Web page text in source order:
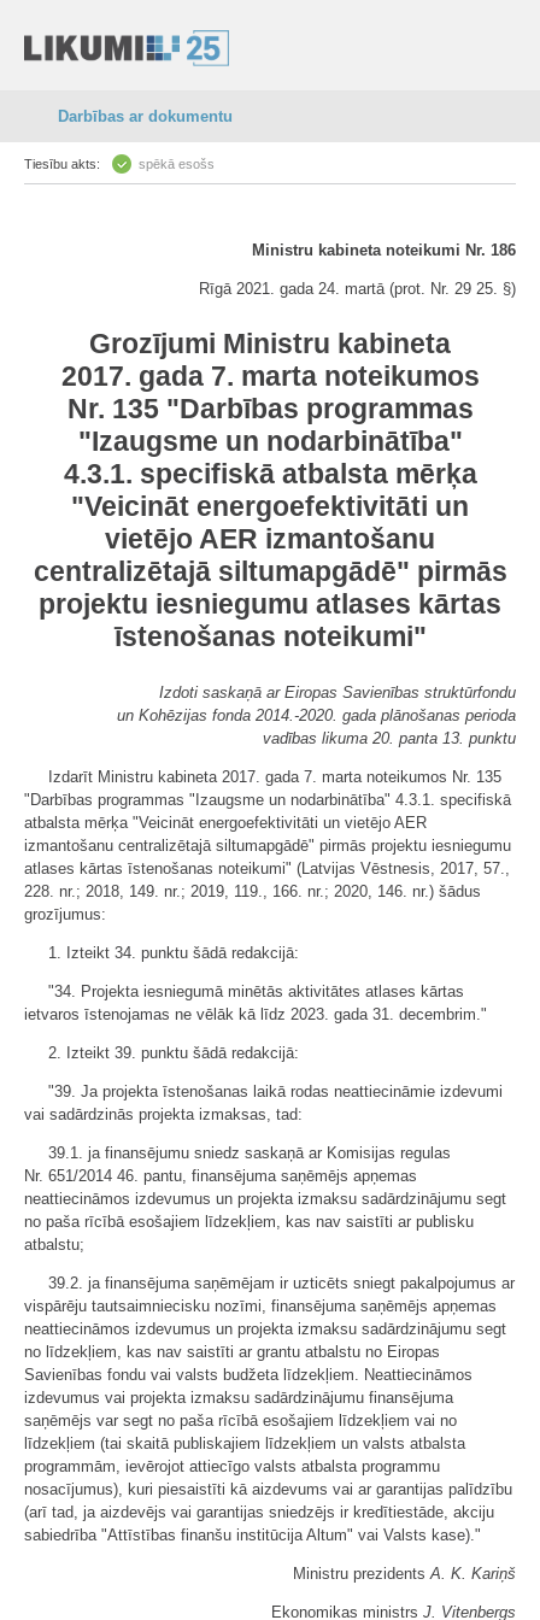
Darbības ar dokumentu
Tiesību akts: spēkā esošs
Ministru kabineta noteikumi Nr. 186
Rīgā 2021. gada 24. martā (prot. Nr. 29 25. §)
Grozījumi Ministru kabineta
2017. gada 7. marta noteikumos
Nr. 135 "Darbības programmas
"Izaugsme un nodarbinātība"
4.3.1. specifiskā atbalsta mērķa
"Veicināt energoefektivitāti un
vietējo AER izmantošanu
centralizētajā siltumapgādē" pirmās
projektu iesniegumu atlases kārtas
īstenošanas noteikumi"
Izdoti saskaņā ar Eiropas Savienības struktūrfondu
un Kohēzijas fonda 2014.-2020. gada plānošanas perioda
vadības likuma 20. panta 13. punktu
Izdarīt Ministru kabineta 2017. gada 7. marta noteikumos Nr. 135
"Darbības programmas "Izaugsme un nodarbinātība" 4.3.1. specifiskā
atbalsta mērķa "Veicināt energoefektivitāti un vietējo AER
izmantošanu centralizētajā siltumapgādē" pirmās projektu iesniegumu
atlases kārtas īstenošanas noteikumi" (Latvijas Vēstnesis, 2017, 57.,
228. nr.; 2018, 149. nr.; 2019, 119., 166. nr.; 2020, 146. nr.) šādus
grozījumus:
1. Izteikt 34. punktu šādā redakcijā:
"34. Projekta iesniegumā minētās aktivitātes atlases kārtas
ietvaros īstenojamas ne vēlāk kā līdz 2023. gada 31. decembrim."
2. Izteikt 39. punktu šādā redakcijā:
"39. Ja projekta īstenošanas laikā rodas neattiecināmie izdevumi
vai sadārdzinās projekta izmaksas, tad:
39.1. ja finansējumu sniedz saskaņā ar Komisijas regulas
Nr. 651/2014 46. pantu, finansējuma saņēmējs apņemas
neattiecināmos izdevumus un projekta izmaksu sadārdzinājumu segt
no paša rīcībā esošajiem līdzekļiem, kas nav saistīti ar publisku
atbalstu;
39.2. ja finansējuma saņēmējam ir uzticēts sniegt pakalpojumus ar
vispārēju tautsaimniecisku nozīmi, finansējuma saņēmējs apņemas
neattiecināmos izdevumus un projekta izmaksu sadārdzinājumu segt
no līdzekļiem, kas nav saistīti ar grantu atbalstu no Eiropas
Savienības fondu vai valsts budžeta līdzekļiem. Neattiecināmos
izdevumus vai projekta izmaksu sadārdzinājumu finansējuma
saņēmējs var segt no paša rīcībā esošajiem līdzekļiem vai no
līdzekļiem (tai skaitā publiskajiem līdzekļiem un valsts atbalsta
programmām, ievērojot attiecīgo valsts atbalsta programmu
nosacījumus), kuri piesaistīti kā aizdevums vai ar garantijas palīdzību
(arī tad, ja aizdevējs vai garantijas sniedzējs ir kredītiestāde, akciju
sabiedrība "Attīstības finanšu institūcija Altum" vai Valsts kase)."
Ministru prezidentsA. K. Kariņš
Ekonomikas ministrs J. Vitenbergs